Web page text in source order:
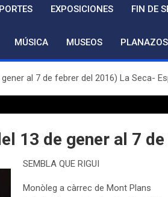
EXPOSICIONES FIN DE
MÚSICA MUSEOS
gener al 7 de febrer del 2016) La Seca-
13 de gener al 7
SEMBLA QUE RIGUI
Monòleg a càrrec de Mont Plans